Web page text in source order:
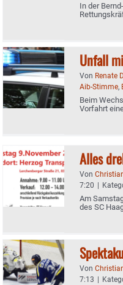
In der
Unfall
Von Renate
Aib-Stimme,
Beim
Vorfahrt
Alles
Von
7:20 |
Am
des SC
Von
7:13 |